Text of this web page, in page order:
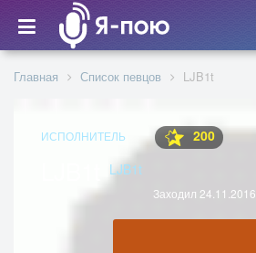
Главная Список певцов LJB1t
ИСПОЛНИТЕЛЬ 200
LJB1t
Заходил 24.11.2016